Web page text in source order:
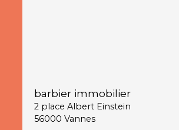
barbier immobilier
2 place Albert Einstein
56000 Vannes